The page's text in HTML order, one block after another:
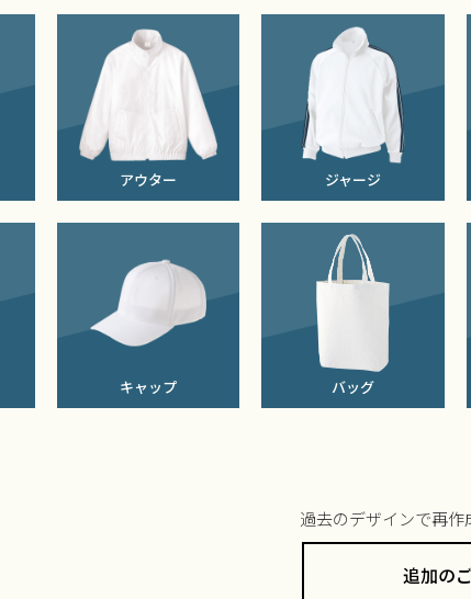
アウター ジャージ
キャップ バッグ
過去のデザインで再作
追加の